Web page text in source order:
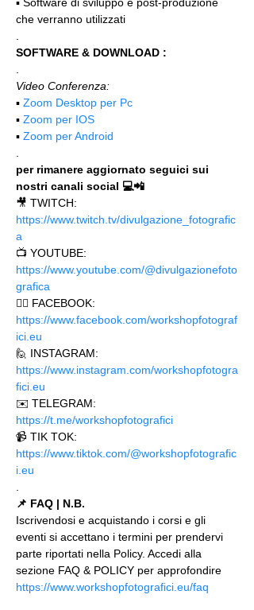
che verranno utilizzati
SOFTWARE & DOWNLOAD :
Video Conferenza:
▪️ Zoom Desktop per Pc
▪️ Zoom per IOS
▪️ Zoom per Android
per rimanere aggiornato seguici sui
nostri canali social 💻📲
🎥 TWITCH:
https://www.twitch.tv/divulgazione_fotografic
a
📺 YOUTUBE:
https://www.youtube.com/@divulgazionefoto
grafica
🙋‍♂️ FACEBOOK:
https://www.facebook.com/workshopfotograf
ici.eu
🙋 INSTAGRAM:
https://www.instagram.com/workshopfotogra
fici.eu
✉️ TELEGRAM:
https://t.me/workshopfotografici
📹 TIK TOK:
https://www.tiktok.com/@workshopfotografic
i.eu
📌 FAQ | N.B.
Iscrivendosi e acquistando i corsi e gli
eventi si accettano i termini per prendervi
parte riportati nella Policy. Accedi alla
sezione FAQ & POLICY per approfondire
https://www.workshopfotografici.eu/faq